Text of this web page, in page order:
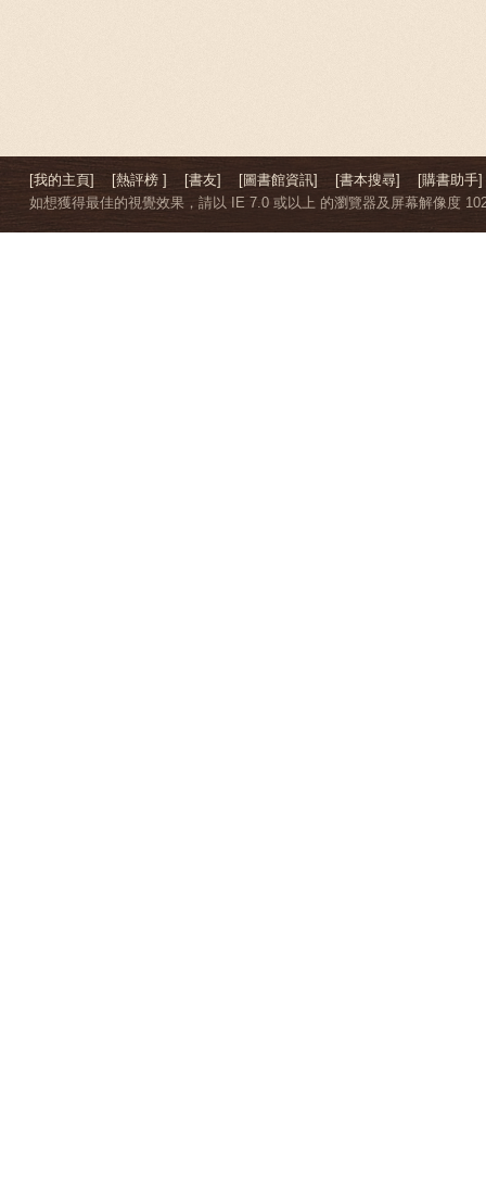
[我的主頁] [熱評榜 ] [書友] [圖書館資訊] [書本搜尋]
[購書助手]
如想獲得最佳的視覺效果，請以 IE 7.0 或以上 的瀏覽器及屏幕解像度